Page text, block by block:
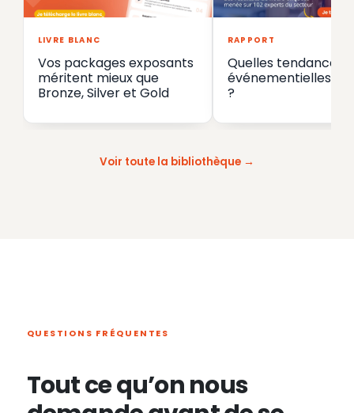
LIVRE BLANC
Vos packages exposants
méritent mieux que
Bronze, Silver et Gold
RAPPORT
Quelles tendances
événementielles en
?
Voir toute la bibliothèque
QUESTIONS FRÉQUENTES
Tout ce qu’on nous